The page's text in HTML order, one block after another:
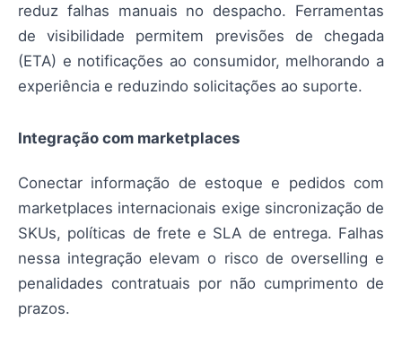
reduz falhas manuais no despacho. Ferramentas
de visibilidade permitem previsões de chegada
(ETA) e notificações ao consumidor, melhorando a
experiência e reduzindo solicitações ao suporte.
Integração com marketplaces
Conectar informação de estoque e pedidos com
marketplaces internacionais exige sincronização de
SKUs, políticas de frete e SLA de entrega. Falhas
nessa integração elevam o risco de overselling e
penalidades contratuais por não cumprimento de
prazos.